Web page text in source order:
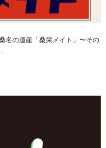
名の遺産「桑栄メイト」〜その